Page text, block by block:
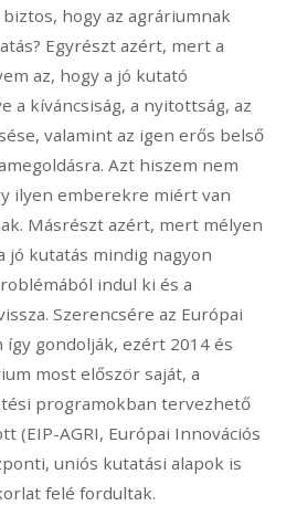
hogy az agráriumnak
Egyrészt azért, mert a
az, hogy a jó kutató
a kíváncsiság, a nyitottság, az
valamint az igen erős belső
Azt hiszem nem
ilyen emberekre miért van
Másrészt azért, mert mélyen
jó kutatás mindig nagyon
indul ki és a
Szerencsére az Európai
gondolják, ezért 2014 és
most először saját, a
programokban tervezhető
(EIP-AGRI, Európai Innovációs
uniós kutatási alapok is
felé fordultak.